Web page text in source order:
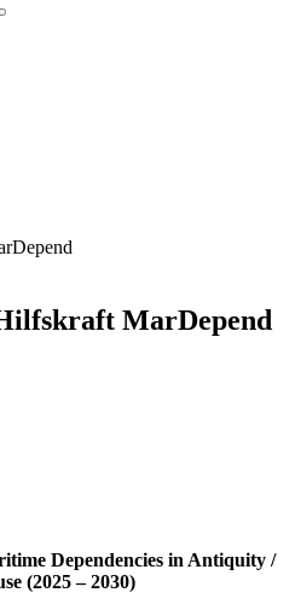
MarDepend
Dependencies in Antiquity /
(2025 – 2030)